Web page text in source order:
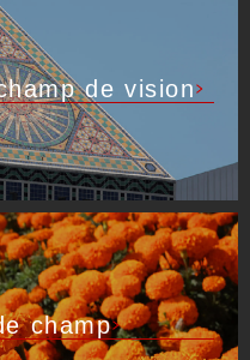
de vision
champ